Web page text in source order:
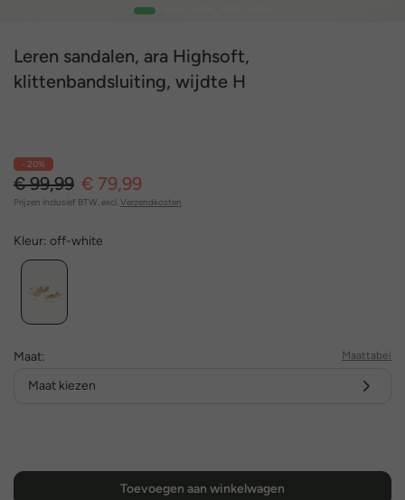
1
Leren sandalen, ara Highsoft,
klittenbandsluiting, wijdte H
- 20%
€ 99,99 € 79,99
Prijzen inclusief BTW, excl. Verzendkosten
Kleur: off-white
Maat: Maattabel
Maat kiezen
Toevoegen aan winkelwagen